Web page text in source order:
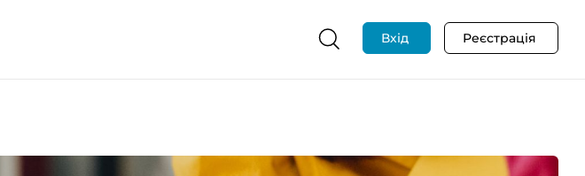
Вхід Реєстрація